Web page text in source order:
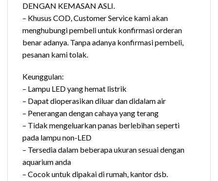
DENGAN KEMASAN ASLI.
– Khusus COD, Customer Service kami akan
menghubungi pembeli untuk konfirmasi orderan
benar adanya. Tanpa adanya konfirmasi pembeli,
pesanan kami tolak.
Keunggulan:
– Lampu LED yang hemat listrik
– Dapat dioperasikan diluar dan didalam air
– Penerangan dengan cahaya yang terang
– Tidak mengeluarkan panas berlebihan seperti
pada lampu non-LED
– Tersedia dalam beberapa ukuran sesuai dengan
aquarium anda
– Cocok untuk dipakai di rumah, kantor dsb.